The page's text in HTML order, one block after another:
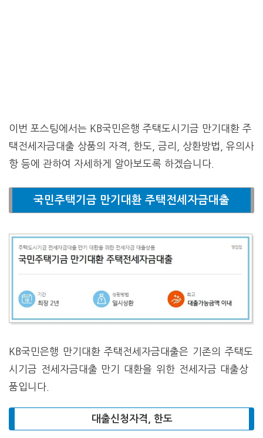
이번 포스팅에서는 KB국민은행 주택도시기금 만기대환 주
택전세자금대출 상품의 자격, 한도, 금리, 상환방법, 유의사
항 등에 관하여 자세하게 알아보도록 하겠습니다.
국민주택기금 만기대환 주택전세자금대출
KB국민은행 만기대환 주택전세자금대출은 기존의 주택도
시기금 전세자금대출 만기 대환을 위한 전세자금 대출상
품입니다.
대출신청자격, 한도